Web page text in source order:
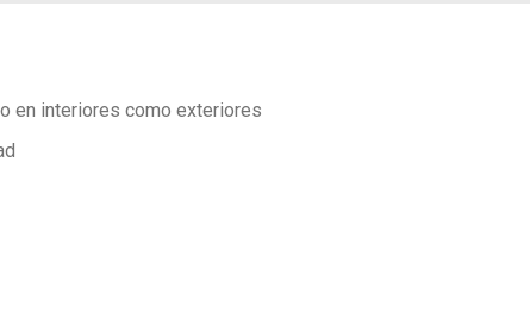
en interiores como exteriores